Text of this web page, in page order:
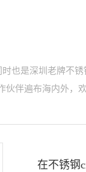
也是深圳老牌不
伙伴遍布海内外，